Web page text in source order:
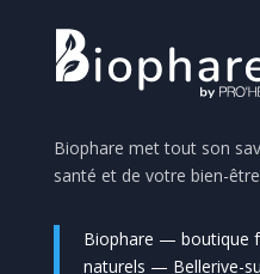
Biophare met tout son
santé et de votre bien-
Biophare — boutique
naturels — Bellerive-